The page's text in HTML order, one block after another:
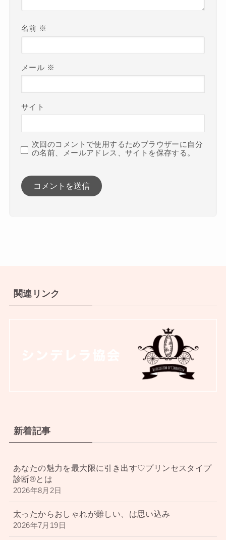
名前 ※
メール ※
サイト
次回のコメントで使用するためブラウザーに自分
の名前、メールアドレス、サイトを保存する。
関連リンク
新着記事
あなたの魅力を最大限に引き出す♡プリンセスタイプ
診断®︎とは
2026年8月2日
太ったからおしゃれが難しい、は思い込み
2026年7月19日